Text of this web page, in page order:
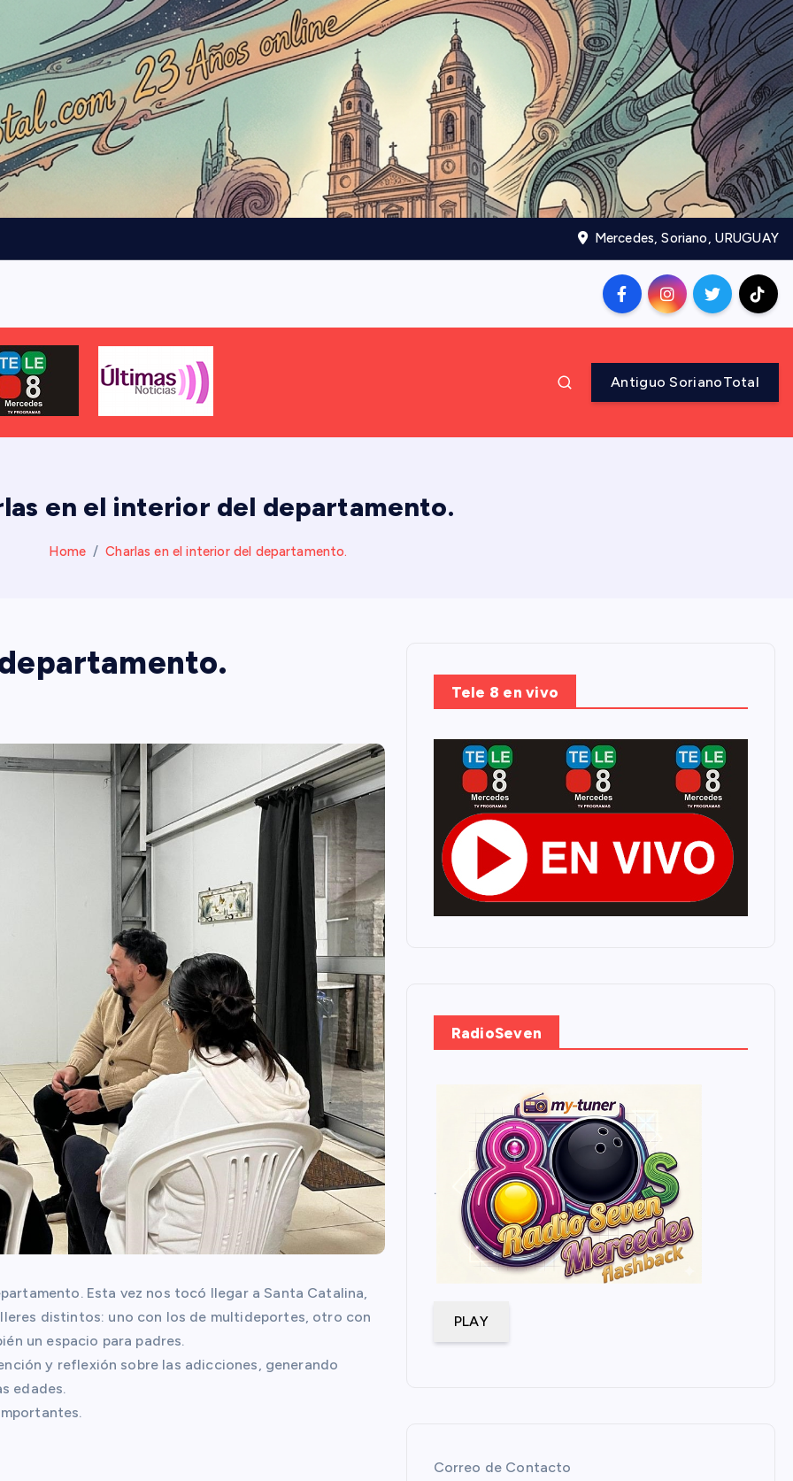
Mercedes, Soriano, URUGUAY
Antiguo SorianoTotal
en el interior del departamento.
Home Charlas en el interior del departamento.
Esta vez nos tocó llegar a Santa Catalina,
distintos: uno con los de multideportes, otro con
un espacio para padres.
y reflexión sobre las adicciones, generando
edades.
Tele 8 en vivo
RadioSeven
.
PLAY
Correo de Contacto